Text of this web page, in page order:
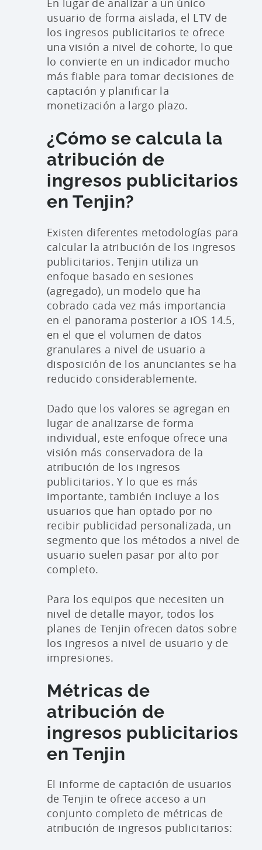
En lugar de analizar a un único
usuario de forma aislada, el LTV de
los ingresos publicitarios te ofrece
una visión a nivel de cohorte, lo que
lo convierte en un indicador mucho
más fiable para tomar decisiones de
captación y planificar la
monetización a largo plazo.
¿Cómo se calcula la
atribución de
ingresos publicitarios
en Tenjin?
Existen diferentes metodologías para
calcular la atribución de los ingresos
publicitarios. Tenjin utiliza un
enfoque basado en sesiones
(agregado), un modelo que ha
cobrado cada vez más importancia
en el panorama posterior a iOS 14.5,
en el que el volumen de datos
granulares a nivel de usuario a
disposición de los anunciantes se ha
reducido considerablemente.
Dado que los valores se agregan en
lugar de analizarse de forma
individual, este enfoque ofrece una
visión más conservadora de la
atribución de los ingresos
publicitarios. Y lo que es más
importante, también incluye a los
usuarios que han optado por no
recibir publicidad personalizada, un
segmento que los métodos a nivel de
usuario suelen pasar por alto por
completo.
Para los equipos que necesiten un
nivel de detalle mayor, todos los
planes de Tenjin ofrecen datos sobre
los ingresos a nivel de usuario y de
impresiones.
Métricas de
atribución de
ingresos publicitarios
en Tenjin
El informe de captación de usuarios
de Tenjin te ofrece acceso a un
conjunto completo de métricas de
atribución de ingresos publicitarios: